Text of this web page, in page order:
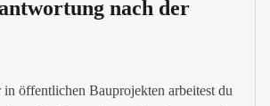
nach der
öffentlichen Bauprojekten arbeitest du